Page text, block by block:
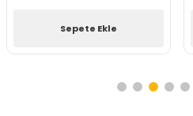
Sepete Ekle